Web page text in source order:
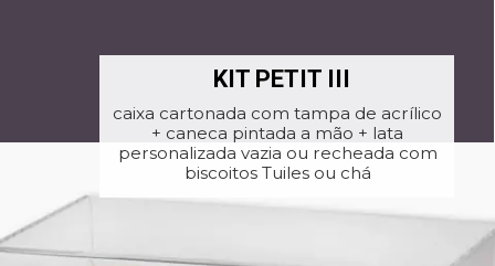
KIT PETIT III
caixa cartonada com tampa de acrílico
+ caneca pintada a mão + lata
personalizada vazia ou recheada com
biscoitos Tuiles ou chá